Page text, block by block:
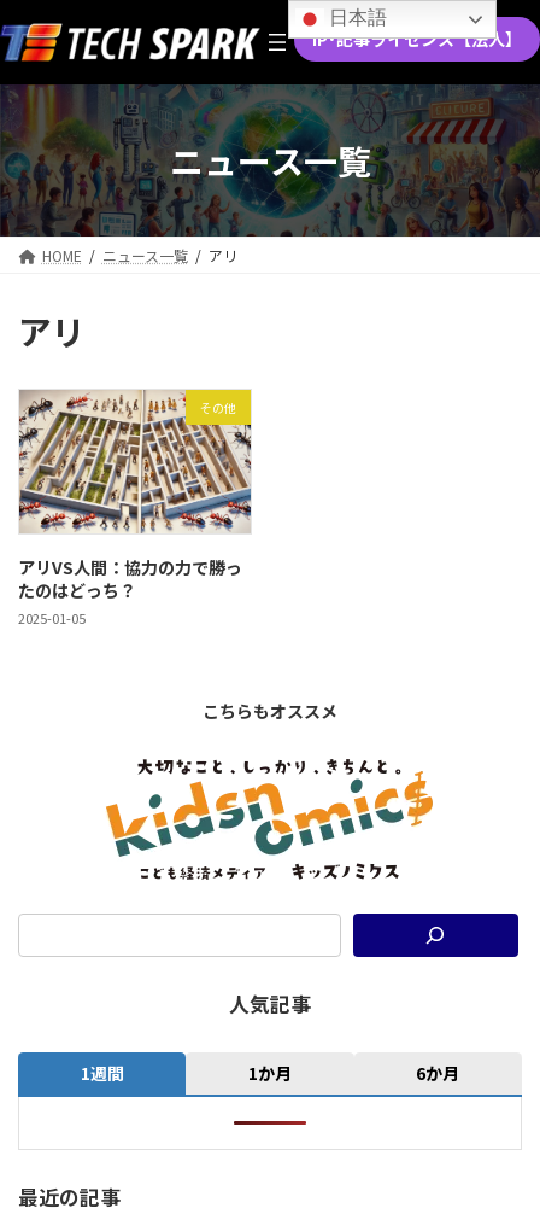
ン
テ
ン
ツ
へ
ス
キ
ッ
プ
ビ
ゲ
ー
シ
ョ
ン
に
移
動
IP･記事ライセンス【法人】
ニュース一覧
HOME ニュース一覧 アリ
アリ
その他
アリVS人間：協力の力で勝っ
たのはどっち？
2025-01-05
こちらもオススメ
人気記事
1週間 1か月 6か月
最近の記事
日本語